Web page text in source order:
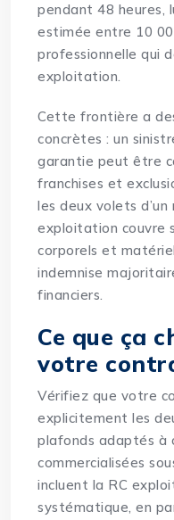
pendant 48 heures,
estimée entre 10
professionnelle qui
exploitation.
Cette frontière a
concrètes : un
garantie peut être
franchises et
les deux volets
exploitation couvre
corporels et
indemnise
financiers.
Ce que ça
votre
Vérifiez que votre
explicitement les
plafonds adaptés à
commercialisées
incluent la RC
systématique, en